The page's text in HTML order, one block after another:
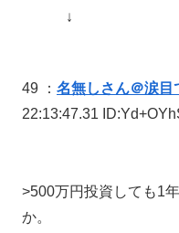
↓
49 ： 名無しさん＠涙目
22:13:47.31
>500万円投資しても1
か。